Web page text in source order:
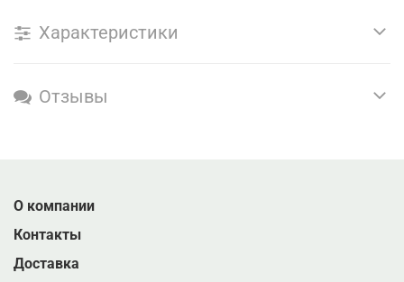
Характеристики
Отзывы
О компании
Контакты
Доставка